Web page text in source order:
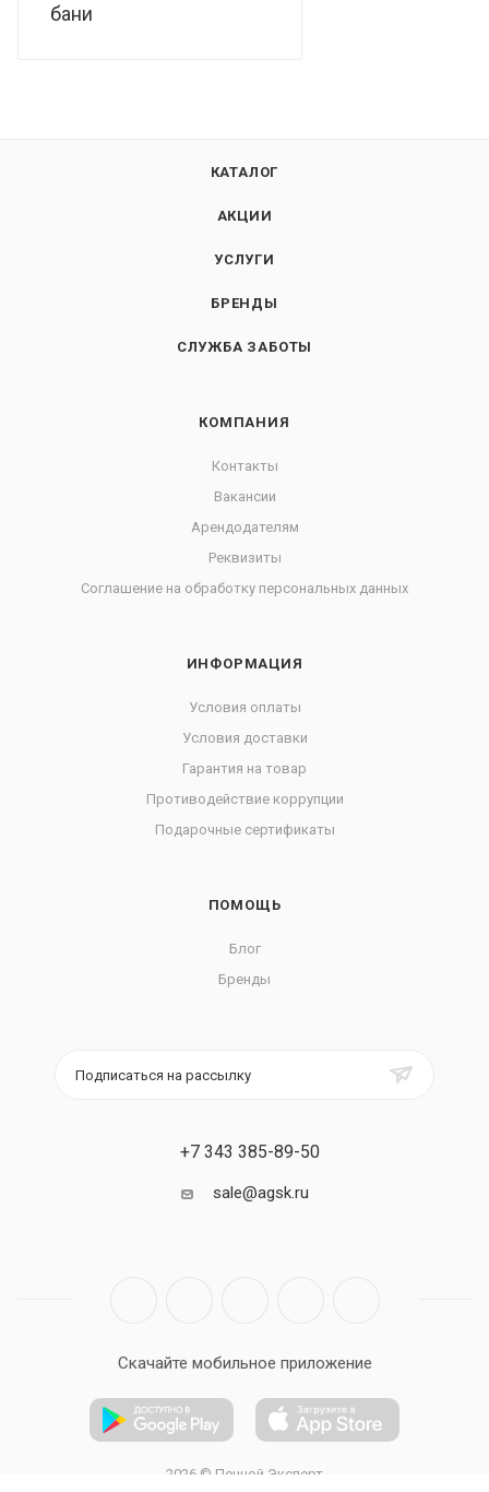
бани
КАТАЛОГ
АКЦИИ
УСЛУГИ
БРЕНДЫ
СЛУЖБА ЗАБОТЫ
КОМПАНИЯ
Контакты
Вакансии
Арендодателям
Реквизиты
Соглашение на обработку персональных данных
ИНФОРМАЦИЯ
Условия оплаты
Условия доставки
Гарантия на товар
Противодействие коррупции
Подарочные сертификаты
ПОМОЩЬ
Блог
Бренды
Подписаться на рассылку
+7 343 385-89-50
sale@agsk.ru
Скачайте мобильное приложение
2026 © Печной Эксперт